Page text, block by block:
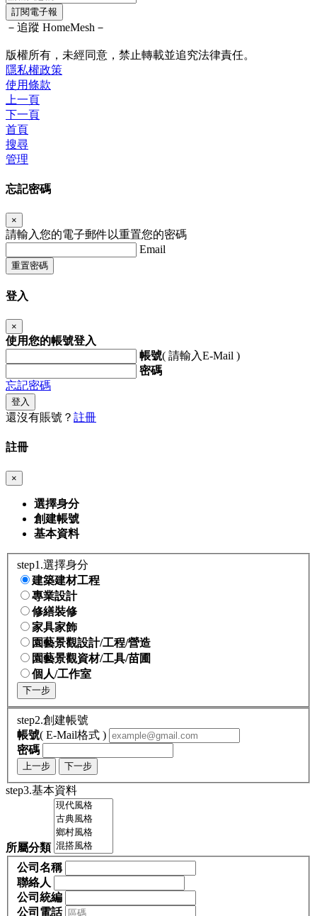
訂閱電子報
－追蹤 HomeMesh－
版權所有，未經同意，禁止轉載並追究法律責任。
隱私權政策
使用條款
上一頁
下一頁
首頁
搜尋
管理
忘記密碼
×
請輸入您的電子郵件以重置您的密碼
Email
重置密碼
登入
×
使用您的帳號登入
帳號( 請輸入E-Mail )
密碼
忘記密碼
登入
還沒有賬號？ 註冊
註冊
×
選擇身分
創建帳號
基本資料
step1.選擇身分
建築建材工程
專業設計
修繕裝修
家具家飾
園藝景觀設計/工程/營造
園藝景觀資材/工具/苗圃
個人/工作室
下一步
step2.創建帳號
帳號( E-Mail格式 )
密碼
上一步 下一步
step3.基本資料
所屬分類
公司名稱
聯絡人
公司統編
公司電話